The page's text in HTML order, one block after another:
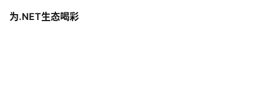
为.NET生态喝彩